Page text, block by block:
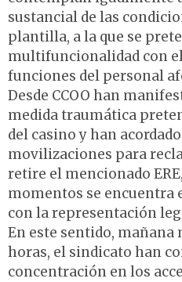
sustancial de las
plantilla, a la que se
multifuncionalidad con
funciones del personal
Desde CCOO han
medida traumática
del casino y han
movilizaciones para
retire el mencionado
momentos se encuentra
con la representación
En este sentido, mañana
horas, el sindicato han
concentración en los